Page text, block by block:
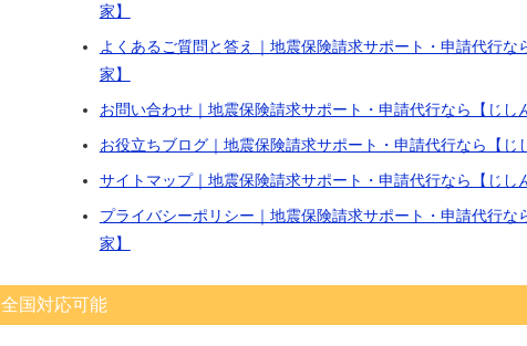
家】
よくあるご質問と答え｜地震保険請求サポート・申請代行な
家】
お問い合わせ｜地震保険請求サポート・申請代行なら【じし
お役立ちブログ｜地震保険請求サポート・申請代行なら【じ
サイトマップ｜地震保険請求サポート・申請代行なら【じし
プライバシーポリシー｜地震保険請求サポート・申請代行な
家】
全国対応可能